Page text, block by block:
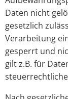
Daten nicht
gesetzlich
Verarbeitung
gesperrt und
gilt z.B. für